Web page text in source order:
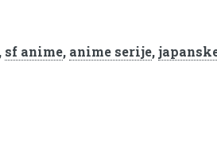
, sf anime, anime serije,